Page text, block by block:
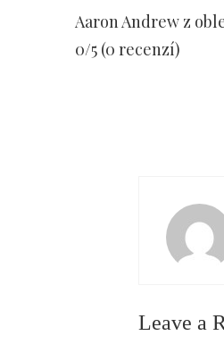
Aaron Andrew z
0/5 (0 recenzí)
Leave a